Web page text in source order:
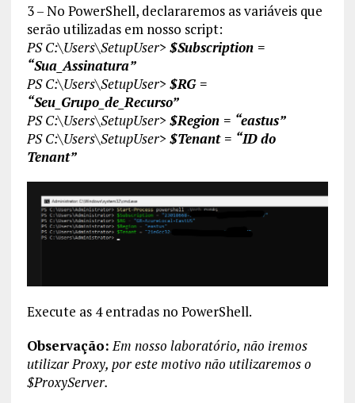
3 – No PowerShell, declararemos as variáveis que
serão utilizadas em nosso script:
PS C:\Users\SetupUser> $Subscription =
“Sua_Assinatura”
PS C:\Users\SetupUser> $RG =
“Seu_Grupo_de_Recurso”
PS C:\Users\SetupUser> $Region = “eastus”
PS C:\Users\SetupUser> $Tenant = “ID do
Tenant”
Execute as 4 entradas no PowerShell.
Observação:Em nosso laboratório, não iremos
utilizar Proxy, por este motivo não utilizaremos o
$ProxyServer.